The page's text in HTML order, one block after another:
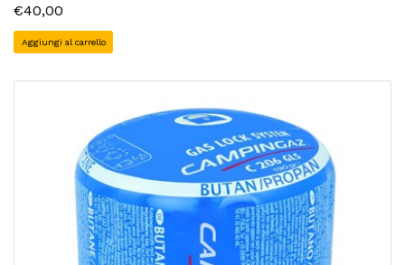
€40,00
Aggiungi al carrello